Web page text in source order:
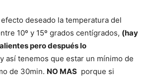
deseado la temperatura del
10º y 15º grados centígrados, (hay
pero después lo
y así tenemos que estar un mínimo de
de 30min. NO MAS porque si